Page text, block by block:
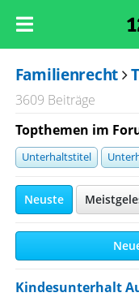
Familienrecht
3609 Beiträge
Topthemen im
Unterhaltstitel
Neuste
Kindesunterhalt